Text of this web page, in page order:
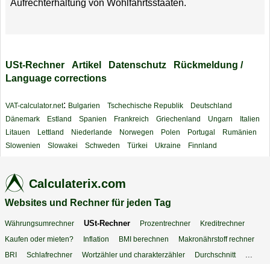
Aufrechterhaltung von Wohlfahrtsstaaten.
USt-Rechner Artikel Datenschutz
Rückmeldung /
Language corrections
VAT-calculator.net: Bulgarien Tschechische Republik
Deutschland
Dänemark
Estland Spanien Frankreich Griechenland Ungarn
Italien
Litauen
Lettland Niederlande Norwegen Polen Portugal
Rumänien
Slowenien
Slowakei Schweden Türkei Ukraine Finnland
Calculaterix.com
Websites und Rechner für jeden Tag
Währungsumrechner USt-Rechner Prozentrechner
Kreditrechner
Kaufen oder mieten?
Inflation BMI berechnen
Makronährstoff rechner
BRI
Schlafrechner Wortzähler und charakterzähler Durchschnitt...